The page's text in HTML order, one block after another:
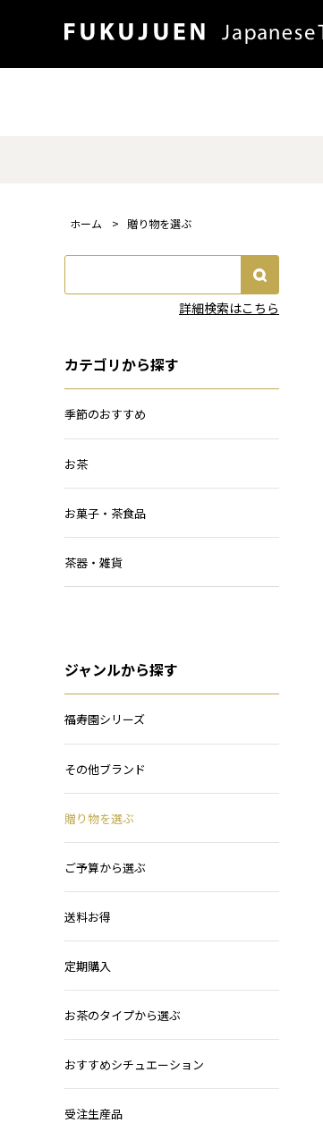
ホーム > 贈り物を選ぶ
詳細検索はこちら
カテゴリから探す
季節のおすすめ
お茶
お菓子・茶食品
茶器・雑貨
ジャンルから探す
福寿園シリーズ
その他ブランド
贈り物を選ぶ
ご予算から選ぶ
送料お得
定期購入
お茶のタイプから選ぶ
おすすめシチュエーション
受注生産品